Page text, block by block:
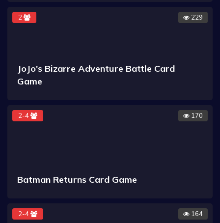
2 229
JoJo's Bizarre Adventure Battle Card
Game
2-4 170
Batman Returns Card Game
2-4 164